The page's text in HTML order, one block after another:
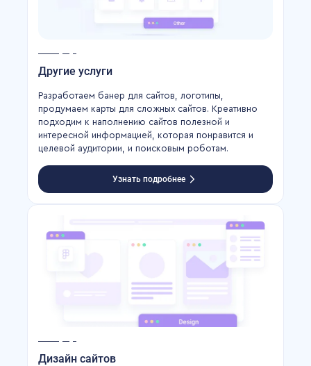
Другие услуги
Разработаем банер для сайтов, логотипы,
продумаем карты для сложных сайтов. Креативно
подходим к наполнению сайтов полезной и
интересной информацией, которая понравится и
целевой аудитории, и поисковым роботам.
Узнать подробнее
Дизайн сайтов